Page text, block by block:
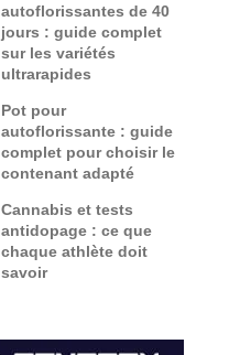
autoflorissantes de 40
jours : guide complet
sur les variétés
ultrarapides
Pot pour
autoflorissante : guide
complet pour choisir le
contenant adapté
Cannabis et tests
antidopage : ce que
chaque athlète doit
savoir